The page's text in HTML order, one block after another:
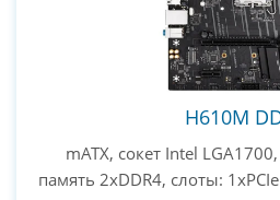
H610M
mATX, сокет Intel
память 2xDDR4, слоты: